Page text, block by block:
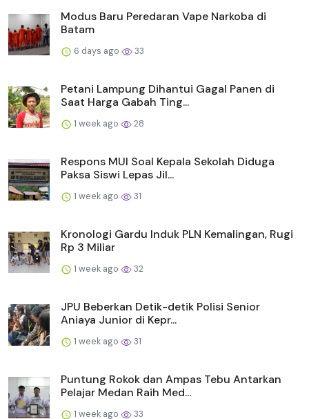
Modus Baru Peredaran Vape Narkoba di
Batam
6 days ago 33
Petani Lampung Dihantui Gagal Panen di
Saat Harga Gabah Ting...
1 week ago 28
Respons MUI Soal Kepala Sekolah Diduga
Paksa Siswi Lepas Jil...
1 week ago 31
Kronologi Gardu Induk PLN Kemalingan, Rugi
Rp 3 Miliar
1 week ago 32
JPU Beberkan Detik-detik Polisi Senior
Aniaya Junior di Kepr...
1 week ago 31
Puntung Rokok dan Ampas Tebu Antarkan
Pelajar Medan Raih Med...
1 week ago 33